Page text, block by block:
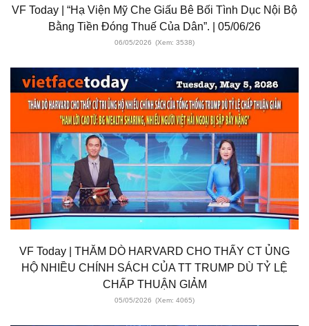
VF Today | “Hạ Viện Mỹ Che Giấu Bê Bối Tình Dục Nội Bộ
Bằng Tiền Đóng Thuế Của Dân”. | 05/06/26
06/05/2026 (Xem: 3538)
VF Today | THĂM DÒ HARVARD CHO THẤY CT ỦNG
HỘ NHIỀU CHÍNH SÁCH CỦA TT TRUMP DÙ TỶ LỆ
CHẤP THUẬN GIẢM
05/05/2026 (Xem: 4065)